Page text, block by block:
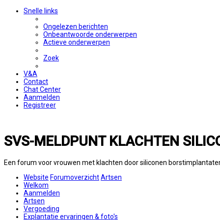
Snelle links
Ongelezen berichten
Onbeantwoorde onderwerpen
Actieve onderwerpen
Zoek
V&A
Contact
Chat Center
Aanmelden
Registreer
SVS-MELDPUNT KLACHTEN
Een forum voor vrouwen met klachten door siliconen
Website ForumoverzichtArtsen
Welkom
Aanmelden
Artsen
Vergoeding
Explantatie ervaringen & foto's